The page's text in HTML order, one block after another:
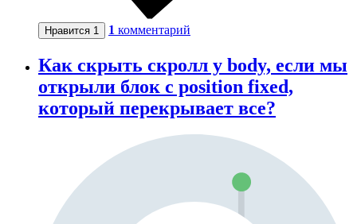
Нравится 1 1 комментарий
Как скрыть скролл у body, если мы
открыли блок с position fixed,
который перекрывает все?